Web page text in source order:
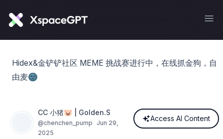
Hidex&金铲铲社区 MEME 挑战赛进行中，在线抓金狗，自
由麦🌚
CC 小猪🐷 | Golden.S
@chenchen_pump Jun 29,
2025
Access AI Content